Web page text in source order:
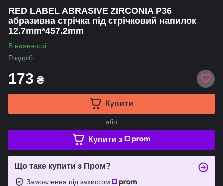
RED LABEL ABRASIVE ZIRCONIA P36
абразивна стрічка під стрічковий напилок
12.7mm*457.2mm
В наявності
Роздріб
173 ₴
Купити
або
Купити з
Що таке купити з Пром?
Замовлення під захистом